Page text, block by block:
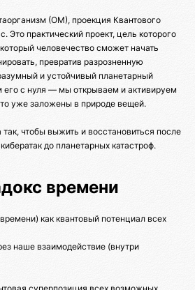
(ОМ), проекция Квантового
Это практический проект, цель которого
человечество сможет начать
превратив разрозненную
и устойчивый планетарный
с нуля — мы открываем и активируем
уже заложены в природе вещей.
чтобы выжить и восстановиться после
до планетарных катастроф.
времени
как квантовый потенциал всех
наше взаимодействие (внутри